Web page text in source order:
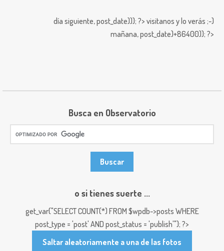
día siguiente,post_date))); ?> visitanos y lo verás ;-)
mañana,post_date)+86400)); ?>
Busca en Observatorio
o si tienes suerte ...
get_var("SELECT COUNT(*) FROM $wpdb->posts WHERE
post_type = 'post' AND post_status = 'publish'"); ?>
Saltar aleatoriamente a una de las fotos